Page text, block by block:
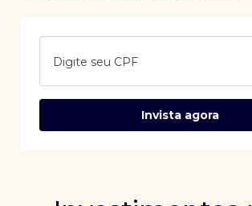
Digite seu CPF
Invista agora